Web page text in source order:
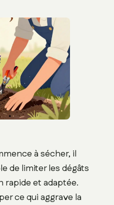
à sécher, il
de limiter les dégâts
et adaptée.
ce qui aggrave la